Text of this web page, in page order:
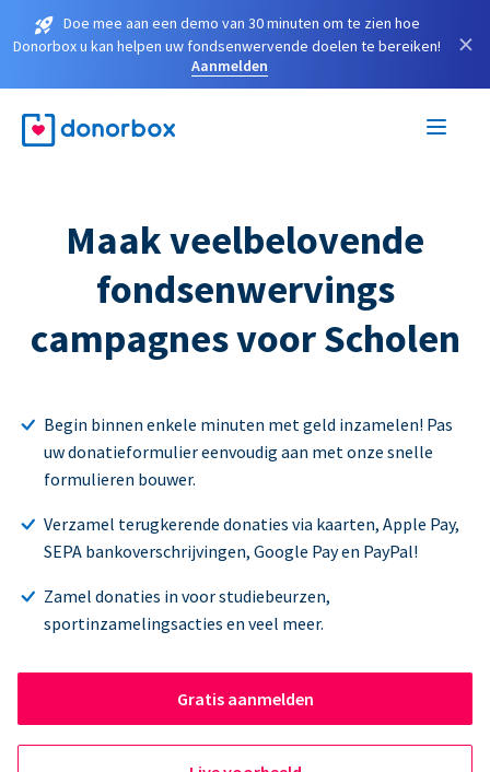
Doe mee aan een demo van 30 minuten om te zien hoe
Donorbox u kan helpen uw fondsenwervende doelen te bereiken!
Aanmelden
×
Maak veelbelovende
fondsenwervings
campagnes voor Scholen
Begin binnen enkele minuten met geld inzamelen! Pas
uw donatieformulier eenvoudig aan met onze snelle
formulieren bouwer.
Verzamel terugkerende donaties via kaarten, Apple Pay,
SEPA bankoverschrijvingen, Google Pay en PayPal!
Zamel donaties in voor studiebeurzen,
sportinzamelingsacties en veel meer.
Gratis aanmelden